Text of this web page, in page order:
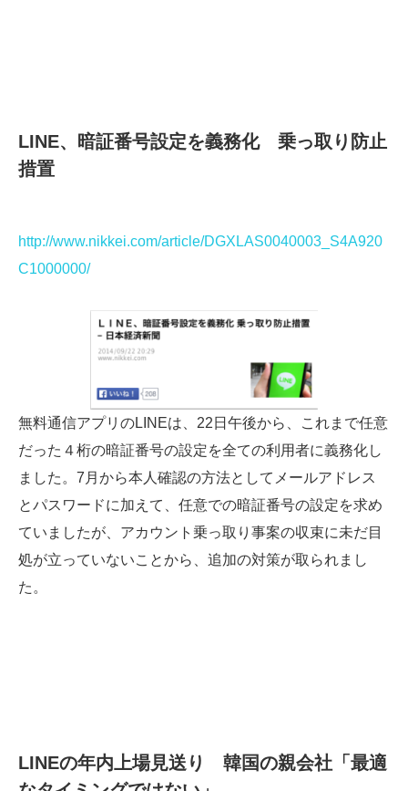
LINE、暗証番号設定を義務化 乗っ取り防止
措置
http://www.nikkei.com/article/DGXLAS0040003_S4A920
C1000000/
無料通信アプリのLINEは、22日午後から、これまで任意
だった４桁の暗証番号の設定を全ての利用者に義務化し
ました。7月から本人確認の方法としてメールアドレス
とパスワードに加えて、任意での暗証番号の設定を求め
ていましたが、アカウント乗っ取り事案の収束に未だ目
処が立っていないことから、追加の対策が取られまし
た。
LINEの年内上場見送り 韓国の親会社「最適